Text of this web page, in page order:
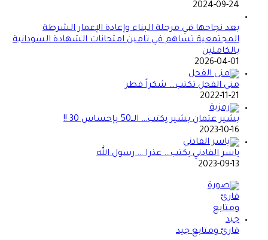
2024-09-24
بعد نجاحها في مرحلة البناء وإعادة الإعمار الشرطة
المجتمعية تساهم في تامين امتحانات الشهادة السودانية
بالكاملين
2026-04-01
منى الفحل تكتب… شكراً قطر
2022-11-21
بشير عثمان بشير يكتب… الــ50 بإحساس 30 !!
2023-10-16
ياسر الفادني يكتب… عذرا … رسول الله
2023-09-13
قارئ ومتابع جيد